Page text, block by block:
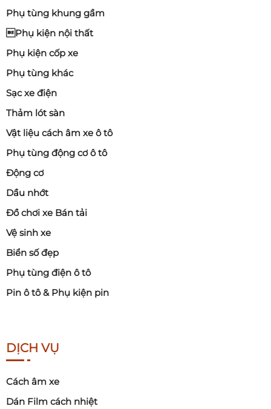
Phụ tùng khung gầm
Phụ kiện nội thất
Phụ kiện cốp xe
Phụ tùng khác
Sạc xe điện
Thảm lót sàn
Vật liệu cách âm xe ô tô
Phụ tùng động cơ ô tô
Động cơ
Dầu nhớt
Đồ chơi xe Bán tải
Vệ sinh xe
Biển số đẹp
Phụ tùng điện ô tô
Pin ô tô & Phụ kiện pin
DỊCH VỤ
Cách âm xe
Dán Film cách nhiệt